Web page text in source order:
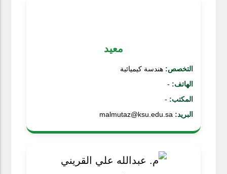
معيد
التخصص: هندسة كيميائية
الهاتف: -
المكتب: -
البريد: